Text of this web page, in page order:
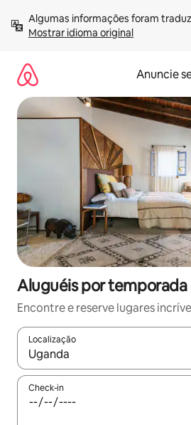
para
Mostrar idioma original
Anuncie
Aluguéis por temporada
Encontre e reserve lugares
Localização
Quando os resultados estiverem
Check-in